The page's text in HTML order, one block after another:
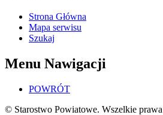
Strona Główna
Mapa serwisu
Szukaj
Menu Nawigacji
POWRÓT
© Starostwo Powiatowe. Wszelkie prawa